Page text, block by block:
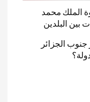
الملك محمد
بين البلدين
الجزائر